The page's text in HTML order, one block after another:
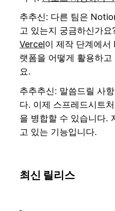
추추신: 다른 팀은
고 있는지 궁금하신가요
Vercel이 제작 단계에
랫폼을 어떻게 활용하
요.
추추추신: 말씀드릴 사
다. 이제 스프레드시트
을 병합할 수 있습니다.
고 있는 기능입니다.
최신 릴리스